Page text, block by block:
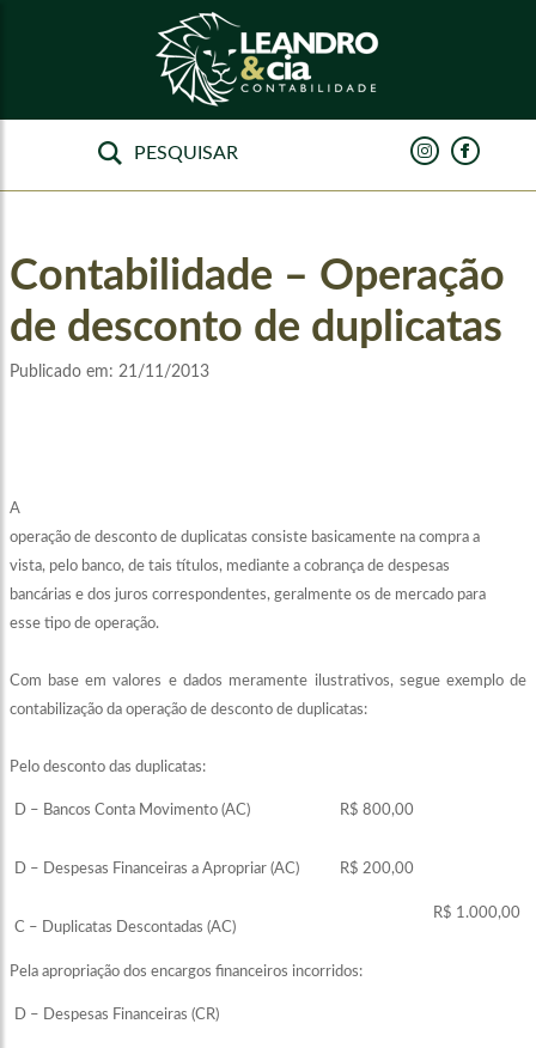
Contabilidade – Operação
de desconto de duplicatas
Publicado em: 21/11/2013
A
operação de desconto de duplicatas consiste basicamente na compra a
vista, pelo banco, de tais títulos, mediante a cobrança de despesas
bancárias e dos juros correspondentes, geralmente os de mercado para
esse tipo de operação.
Com base em valores e dados meramente ilustrativos, segue exemplo de
contabilização da operação de desconto de duplicatas:
Pelo desconto das duplicatas:
D – Bancos Conta Movimento (AC) R$ 800,00
D – Despesas Financeiras a Apropriar (AC) R$ 200,00
C – Duplicatas Descontadas (AC)
R$ 1.000,00
Pela apropriação dos encargos financeiros incorridos:
D – Despesas Financeiras (CR)